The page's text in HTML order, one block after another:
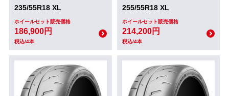
235/55R18 XL
ホイールセット販売価格
186,900円
税込/4本
255/55R18 XL
ホイールセット販売価格
214,200円
税込/4本